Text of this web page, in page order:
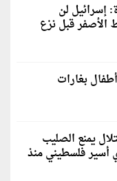
إسرائيل لن
قبل نزع
10 شهداء منهم 3 أطفال بغارات
يمنع الصليب
أسير فلسطيني منذ